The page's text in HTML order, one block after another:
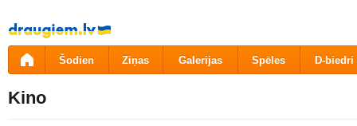
Pāriet
uz
saturu
Šodien Ziņas Galerijas Spēles D-biedri
Kino